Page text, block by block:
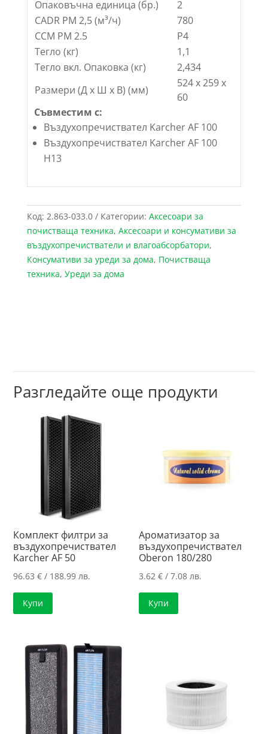
Опаковъчна единица (бр.)
2
CADR PM 2,5 (м³/ч)
780
CCM PM 2.5
P4
Тегло (кг)
1,1
Тегло вкл. Опаковка (кг)
2,434
Размери (Д х Ш х В) (мм)
524 x 259 x
60
Съвместим с:
Въздухопречиствател Karcher AF 100
Въздухопречиствател Karcher AF 100
H13
Код: 2.863-033.0 Категории: Аксесоари за
почистваща техника, Аксесоари и консумативи за
въздухопречистватели и влагоабсорбатори,
Консумативи за уреди за дома, Почистваща
техника, Уреди за дома
Разгледайте още продукти
Комплект филтри за
въздухопречиствател
Karcher AF 50
96.63€ / 188.99 лв.
Купи
Ароматизатор за
въздухопречиствател
Oberon 180/280
3.62€ / 7.08 лв.
Купи